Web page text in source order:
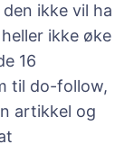
ikke vil ha
ikke øke
16
til do-follow,
artikkel og